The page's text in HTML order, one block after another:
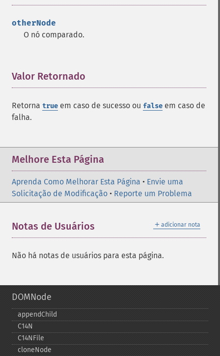
otherNode
O nó comparado.
Valor Retornado
Retorna true em caso de sucesso ou false em caso de
falha.
Melhore Esta Página
Aprenda Como Melhorar Esta Página • Envie uma
Solicitação de Modificação • Reporte um Problema
＋ adicionar nota
Notas de Usuários
Não há notas de usuários para esta página.
DOMNode
appendChild
C14N
C14NFile
cloneNode